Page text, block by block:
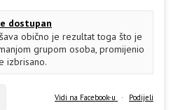
dostupan
obično je rezultat toga što je
grupom osoba, promijenio
izbrisano.
Vidi na Facebook-u · Podijeli